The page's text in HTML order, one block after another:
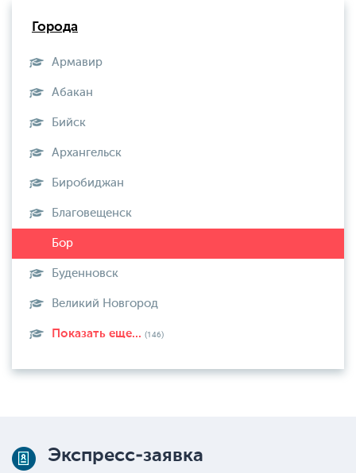
Города
Армавир
Абакан
Бийск
Архангельск
Биробиджан
Благовещенск
Буденновск
Великий Новгород
Показать еще... (146)
Экспресс-заявка